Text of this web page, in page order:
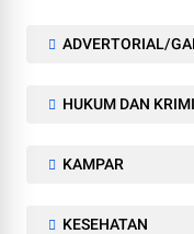
ADVERTORIAL/
HUKUM DAN KRIMINAL
KAMPAR
KESEHATAN